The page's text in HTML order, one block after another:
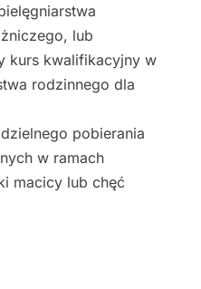
lub
kurs kwalifikacyjny w
rodzinnego dla
pobierania
w ramach
macicy lub chęć